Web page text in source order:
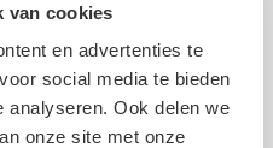
van cookies
en advertenties te
social media te bieden
analyseren. Ook delen we
onze site met onze
Help mee en